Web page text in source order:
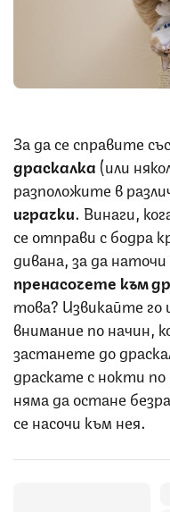
За да се справите
драскалка (или
разположите в
играчки. Винаги,
се отправи с бодра
дивана, за да
пренасочете към
това? Извикайте го
внимание по начин,
застанете до
драскате с нокти
няма да остане
се насочи към нея.